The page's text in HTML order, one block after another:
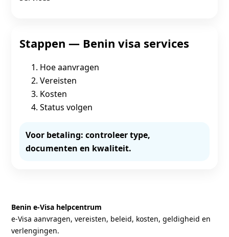
Stappen — Benin visa services
Hoe aanvragen
Vereisten
Kosten
Status volgen
Voor betaling: controleer type,
documenten en kwaliteit.
Benin e‑Visa helpcentrum
e‑Visa aanvragen, vereisten, beleid, kosten, geldigheid en
verlengingen.